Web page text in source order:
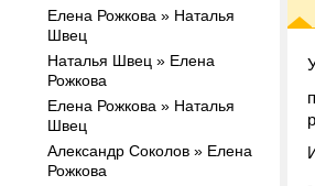
Елена Рожкова » Наталья
Швец
Наталья Швец » Елена
Рожкова
Елена Рожкова » Наталья
Швец
Александр Соколов » Елена
Рожкова